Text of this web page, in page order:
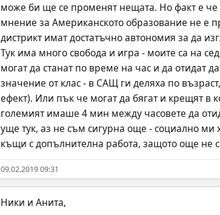
може би ще се променят нещата. Но факт е че
мнение за Американското образование не е
дистрикт имат достатъчно автономия за да
Тук има много свобода и игра - моите са на
могат да станат по време на час и да отидат
значение от клас - в САЩ ги деляха по
ефект). Или пък че могат да бягат и крещят
големият имаше 4 мин между часовете да
уще тук, аз не съм сигурна още - социално
къщи с допълнителна работа, защото още не
09.02.2019 09:31
Ники и Анита,